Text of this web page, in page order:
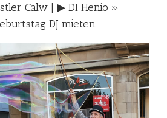
Calw | ▶︎ DI Henio »
DJ mieten